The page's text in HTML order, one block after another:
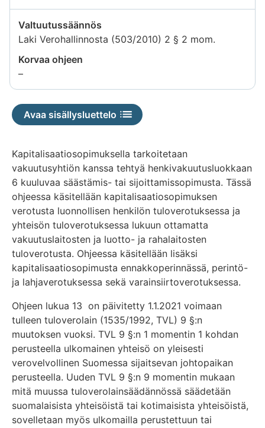
Valtuutussäännös
Laki Verohallinnosta (503/2010) 2 § 2 mom.
Korvaa ohjeen
–Tietoa
ei
saatavilla
Avaa sisällysluettelo
Kapitalisaatiosopimuksella tarkoitetaan
vakuutusyhtiön kanssa tehtyä henkivakuutusluokkaan
6 kuuluvaa säästämis- tai sijoittamissopimusta. Tässä
ohjeessa käsitellään kapitalisaatiosopimuksen
verotusta luonnollisen henkilön tuloverotuksessa ja
yhteisön tuloverotuksessa lukuun ottamatta
vakuutuslaitosten ja luotto- ja rahalaitosten
tuloverotusta. Ohjeessa käsitellään lisäksi
kapitalisaatiosopimusta ennakkoperinnässä, perintö-
ja lahjaverotuksessa sekä varainsiirtoverotuksessa.
Ohjeen lukua 13 on päivitetty 1.1.2021 voimaan
tulleen tuloverolain (1535/1992, TVL) 9 §:n
muutoksen vuoksi. TVL 9 §:n 1 momentin 1 kohdan
perusteella ulkomainen yhteisö on yleisesti
verovelvollinen Suomessa sijaitsevan johtopaikan
perusteella. Uuden TVL 9 §:n 9 momentin mukaan
mitä muussa tuloverolainsäädännössä säädetään
suomalaisista yhteisöistä tai kotimaisista yhteisöistä,
sovelletaan myös ulkomailla perustettuun tai